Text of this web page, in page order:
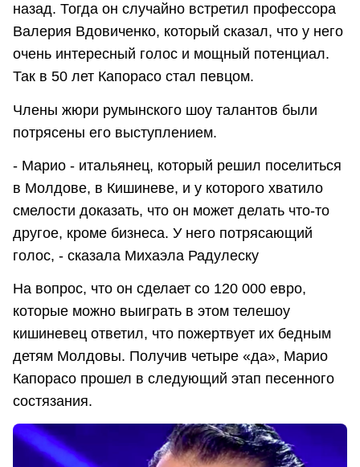
назад. Тогда он случайно встретил профессора
Валерия Вдовиченко, который сказал, что у него
очень интересный голос и мощный потенциал.
Так в 50 лет Капорасо стал певцом.
Члены жюри румынского шоу талантов были
потрясены его выступлением.
- Марио - итальянец, который решил поселиться
в Молдове, в Кишиневе, и у которого хватило
смелости доказать, что он может делать что-то
другое, кроме бизнеса. У него потрясающий
голос, - сказала Михаэла Радулеску
На вопрос, что он сделает со 120 000 евро,
которые можно выиграть в этом телешоу
кишиневец ответил, что пожертвует их бедным
детям Молдовы. Получив четыре «да», Марио
Капорасо прошел в следующий этап песенного
состязания.